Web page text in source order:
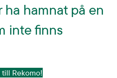
ha hamnat på en
inte finns
till Rekomo!